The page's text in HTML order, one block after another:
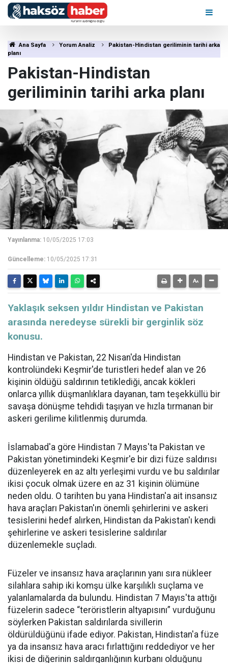
Ana Sayfa Yorum Analiz
Pakistan-Hindistan geriliminin tarihi arka
planı
Pakistan-Hindistan
geriliminin tarihi arka planı
Yayınlanma: 10/05/2025 17:03
Güncelleme: 10/05/2025 17:31
Yaklaşık seksen yıldır Hindistan ve Pakistan
arasında neredeyse sürekli bir gerginlik söz
konusu.
Hindistan ve Pakistan, 22 Nisan'da Hindistan
kontrolündeki Keşmir'de turistleri hedef alan ve 26
kişinin öldüğü saldırının tetiklediği, ancak kökleri
onlarca yıllık düşmanlıklara dayanan, tam teşekküllü bir
savaşa dönüşme tehdidi taşıyan ve hızla tırmanan bir
askeri gerilime kilitlenmiş durumda.
İslamabad'a göre Hindistan 7 Mayıs'ta Pakistan ve
Pakistan yönetimindeki Keşmir'e bir dizi füze saldırısı
düzenleyerek en az altı yerleşimi vurdu ve bu saldırılar
ikisi çocuk olmak üzere en az 31 kişinin ölümüne
neden oldu. O tarihten bu yana Hindistan'a ait insansız
hava araçları Pakistan'ın önemli şehirlerini ve askeri
tesislerini hedef alırken, Hindistan da Pakistan'ı kendi
şehirlerine ve askeri tesislerine saldırılar
düzenlemekle suçladı.
Füzeler ve insansız hava araçlarının yanı sıra nükleer
silahlara sahip iki komşu ülke karşılıklı suçlama ve
yalanlamalarda da bulundu. Hindistan 7 Mayıs'ta attığı
füzelerin sadece “teröristlerin altyapısını” vurduğunu
söylerken Pakistan saldırılarda sivillerin
öldürüldüğünü ifade ediyor. Pakistan, Hindistan'a füze
ya da insansız hava aracı fırlattığını reddediyor ve her
ikisi de diğerinin saldırganlığının kurbanı olduğunu